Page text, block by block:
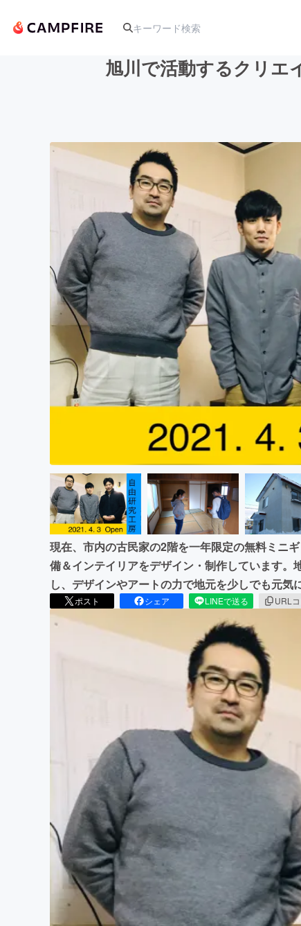
アート・写真
テクノロジー・ガジェット
ビジネス・起業
まちづくり・地域活性化
旭川で活動するクリエ
現在、市内の古民家の2階を一年限定の無料ミニ
備＆インテイリアをデザイン・制作しています
し、デザインやアートの力で地元を少しでも元気
ポスト シェア LINEで送る URL